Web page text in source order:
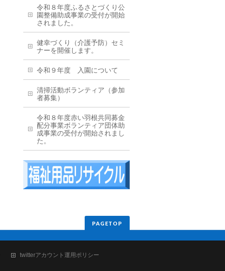
令和８年度ふるさとづくり公
園整備助成事業の受付が開始
されました。
健幸づくり（介護予防）セミ
ナーを開催します。
令和９年度 入園について
清掃活動ボランティア（参加
者募集）
令和８年度赤い羽根共同募金
配分事業ボランティア団体助
成事業の受付が開始されまし
た。
PAGETOP
twitterアカウント運用ポリシー